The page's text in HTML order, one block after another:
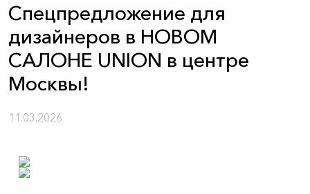
Спецпредложение для
дизайнеров в НОВОМ
САЛОНЕ UNION в центре
Москвы!
11.03.2026